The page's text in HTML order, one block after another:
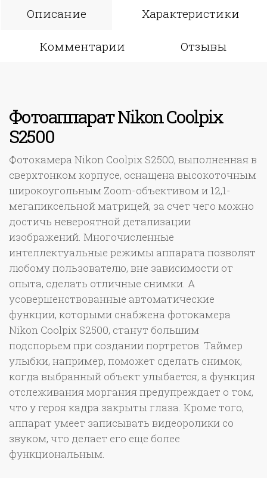
Описание Характеристики
Комментарии Отзывы
Фотоаппарат Nikon Coolpix
S2500
Фотокамера Nikon Coolpix S2500, выполненная в
сверхтонком корпусе, оснащена высокоточным
широкоугольным Zoom-объективом и 12,1-
мегапиксельной матрицей, за счет чего можно
достичь невероятной детализации
изображений. Многочисленные
интеллектуальные режимы аппарата позволят
любому пользователю, вне зависимости от
опыта, сделать отличные снимки. А
усовершенствованные автоматические
функции, которыми снабжена фотокамера
Nikon Coolpix S2500, станут большим
подспорьем при создании портретов. Таймер
улыбки, например, поможет сделать снимок,
когда выбранный объект улыбается, а функция
отслеживания моргания предупреждает о том,
что у героя кадра закрыты глаза. Кроме того,
аппарат умеет записывать видеоролики со
звуком, что делает его еще более
функциональным.